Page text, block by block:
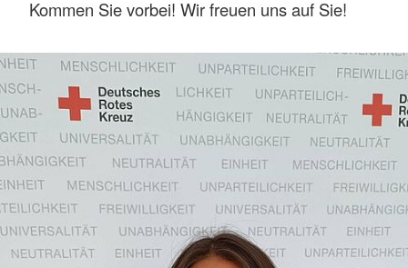
Kommen Sie vorbei! Wir freuen uns auf Sie!